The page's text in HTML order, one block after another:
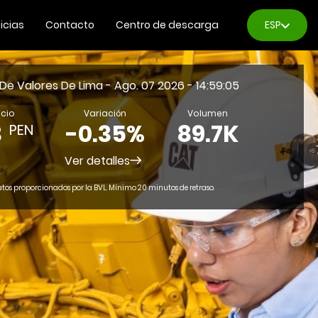
Contacto Centro de descarga ESP
“Los
tendrán
las
más
de
Valores De Lima- Ago. 07 2026 - 14:59:05
PEN
Variación
-0.35%
Volumen
89.7K
Ver detalles
proporcionados por la BVL. Mínimo 20 minutos de retraso.